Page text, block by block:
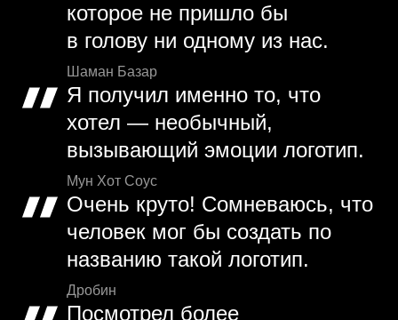
которое не пришло бы
в голову ни одному из нас.
Шаман Базар
Я получил именно то, что
хотел — необычный,
вызывающий эмоции логотип.
Мун Хот Соус
Очень круто! Сомневаюсь, что
человек мог бы создать по
названию такой логотип.
Дробин
Посмотрел более